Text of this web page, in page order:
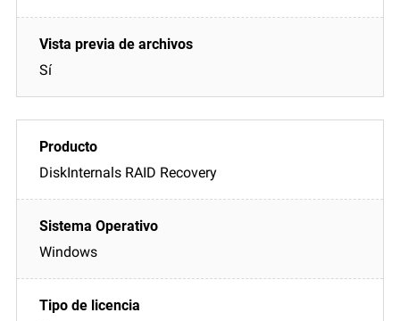
Sí
DiskInternals RAID Recovery
Windows